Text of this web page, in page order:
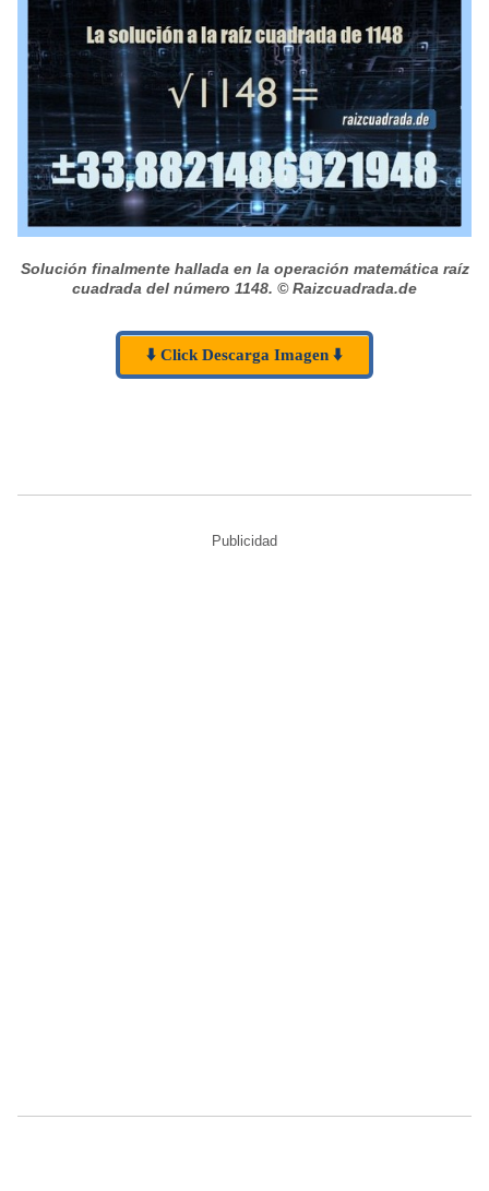
Solución finalmente hallada en la operación matemática raíz
cuadrada del número 1148. © Raizcuadrada.de
⬇️ Click Descarga Imagen ⬇️
Publicidad